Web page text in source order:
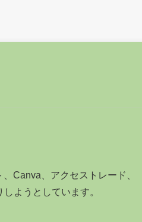
Canva、アクセストレード、
ようとしています。